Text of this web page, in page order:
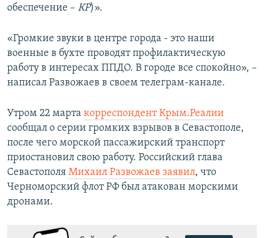
обеспечение – КР)».
«Громкие звуки в центре города - это наши
военные в бухте проводят профилактическую
работу в интересах ППДО. В городе все спокойно», –
написал Развожаев в своем телеграм-канале.
Утром 22 марта корреспондент Крым.Реалии
сообщал о серии громких взрывов в Севастополе,
после чего морской пассажирский транспорт
приостановил свою работу. Российский глава
Севастополя Михаил Развожаев заявил, что
Черноморский флот РФ был атакован морскими
дронами.